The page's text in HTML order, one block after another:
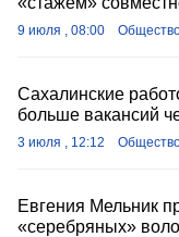
9 июля , 08:00
Сахалинские
больше вакансий
3 июля , 12:12
Евгения Мельник
«серебряных»